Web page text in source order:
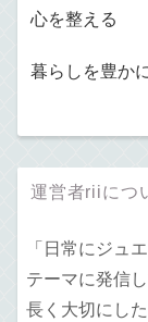
心を整える
暮らしを豊か
運営者riiにつ
「日常にジュ
テーマに発信
長く大切にし